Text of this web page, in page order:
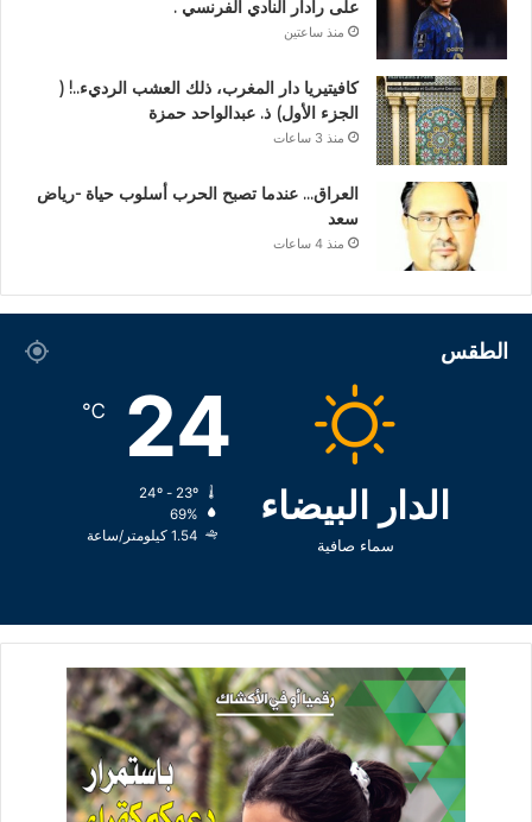
على رادار النادي الفرنسي .
منذ ساعتين
كافيتيريا دار المغرب، ذلك العشب الرديء..! (
الجزء الأول) ذ. عبدالواحد حمزة
منذ 3 ساعات
العراق… عندما تصبح الحرب أسلوب حياة -رياض
سعد
منذ 4 ساعات
الطقس
الدار البيضاء
سماء صافية
24
℃
69%
1.54 كيلومتر/ساعة